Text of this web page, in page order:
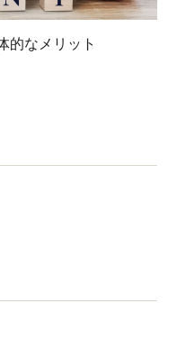
的なメリット